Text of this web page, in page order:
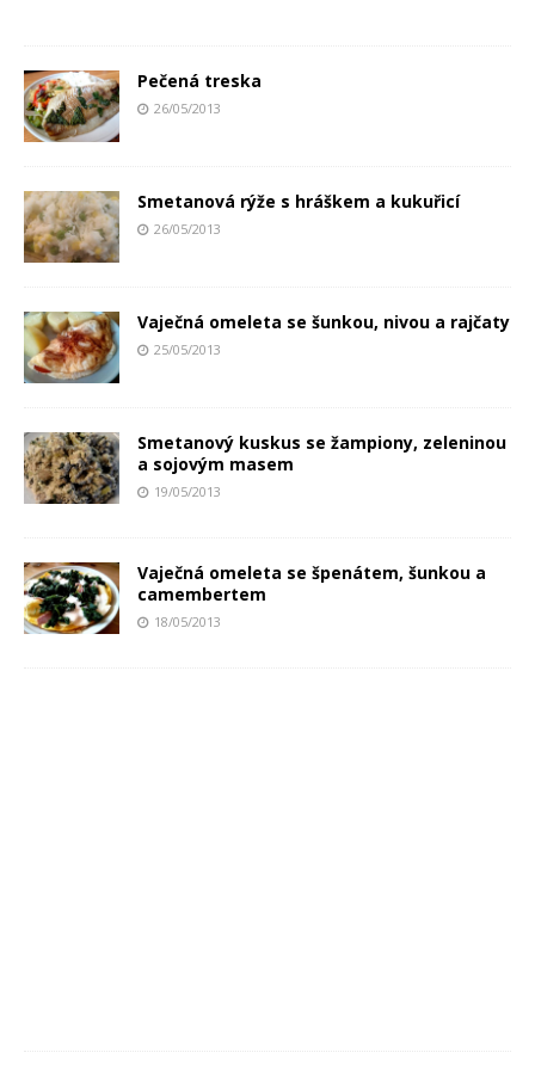
Pečená treska
26/05/2013
Smetanová rýže s hráškem a kukuřicí
26/05/2013
Vaječná omeleta se šunkou, nivou a rajčaty
25/05/2013
Smetanový kuskus se žampiony, zeleninou
a sojovým masem
19/05/2013
Vaječná omeleta se špenátem, šunkou a
camembertem
18/05/2013